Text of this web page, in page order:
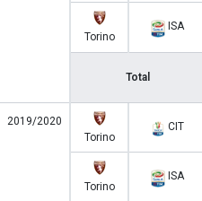
Torino
ISA
Total
2019/2020
Torino
CIT
Torino
ISA